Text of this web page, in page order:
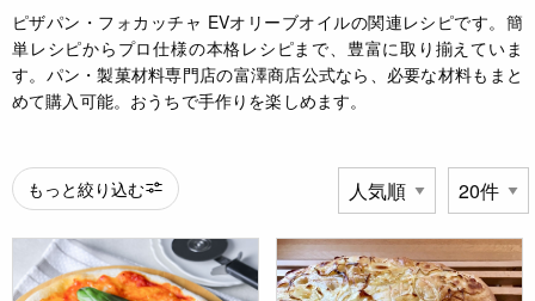
ピザパン・フォカッチャ EVオリーブオイルの関連レシピです。簡
単レシピからプロ仕様の本格レシピまで、豊富に取り揃えていま
す。パン・製菓材料専門店の富澤商店公式なら、必要な材料もまと
めて購入可能。おうちで手作りを楽しめます。
もっと絞り込む